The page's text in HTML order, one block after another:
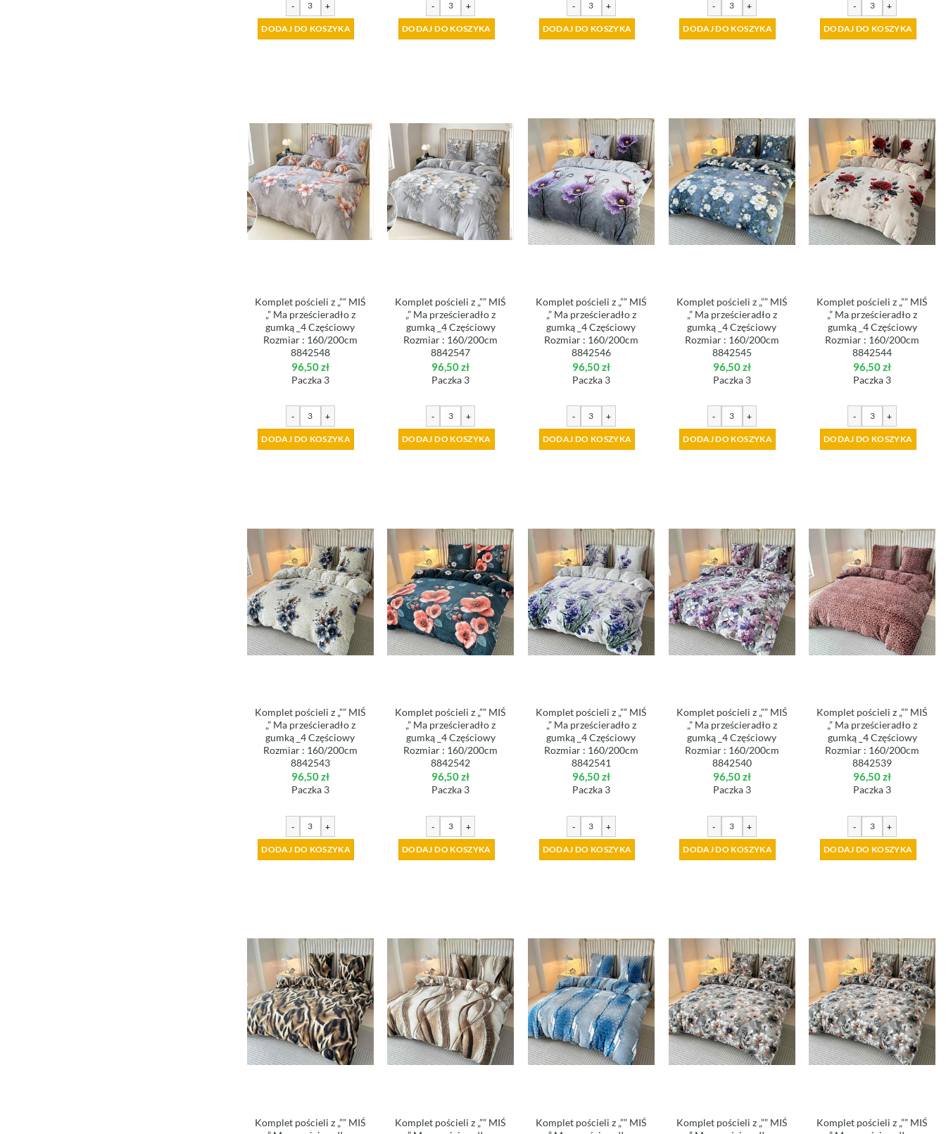
- +
DODAJ DO KOSZYKA
- +
DODAJ DO KOSZYKA
- +
DODAJ DO KOSZYKA
- +
DODAJ DO KOSZYKA
- +
DODAJ DO KOSZYKA
Komplet pościeli z „”” MIŚ
„” Ma prześcieradło z
gumką _4 Częściowy
Rozmiar : 160/200cm
8842548
96,50zł
Paczka 3
- +
DODAJ DO KOSZYKA
Komplet pościeli z „”” MIŚ
„” Ma prześcieradło z
gumką _4 Częściowy
Rozmiar : 160/200cm
8842547
96,50zł
Paczka 3
- +
DODAJ DO KOSZYKA
Komplet pościeli z „”” MIŚ
„” Ma prześcieradło z
gumką _4 Częściowy
Rozmiar : 160/200cm
8842546
96,50zł
Paczka 3
- +
DODAJ DO KOSZYKA
Komplet pościeli z „”” MIŚ
„” Ma prześcieradło z
gumką _4 Częściowy
Rozmiar : 160/200cm
8842545
96,50zł
Paczka 3
- +
DODAJ DO KOSZYKA
Komplet pościeli z „”” MIŚ
„” Ma prześcieradło z
gumką _4 Częściowy
Rozmiar : 160/200cm
8842544
96,50zł
Paczka 3
- +
DODAJ DO KOSZYKA
Komplet pościeli z „”” MIŚ
„” Ma prześcieradło z
gumką _4 Częściowy
Rozmiar : 160/200cm
8842543
96,50zł
Paczka 3
- +
DODAJ DO KOSZYKA
Komplet pościeli z „”” MIŚ
„” Ma prześcieradło z
gumką _4 Częściowy
Rozmiar : 160/200cm
8842542
96,50zł
Paczka 3
- +
DODAJ DO KOSZYKA
Komplet pościeli z „”” MIŚ
„” Ma prześcieradło z
gumką _4 Częściowy
Rozmiar : 160/200cm
8842541
96,50zł
Paczka 3
- +
DODAJ DO KOSZYKA
Komplet pościeli z „”” MIŚ
„” Ma prześcieradło z
gumką _4 Częściowy
Rozmiar : 160/200cm
8842540
96,50zł
Paczka 3
- +
DODAJ DO KOSZYKA
Komplet pościeli z „”” MIŚ
„” Ma prześcieradło z
gumką _4 Częściowy
Rozmiar : 160/200cm
8842539
96,50zł
Paczka 3
- +
DODAJ DO KOSZYKA
Komplet pościeli z „”” MIŚ
Komplet pościeli z „”” MIŚ
Komplet pościeli z „”” MIŚ
Komplet pościeli z „”” MIŚ
Komplet pościeli z „”” MIŚ